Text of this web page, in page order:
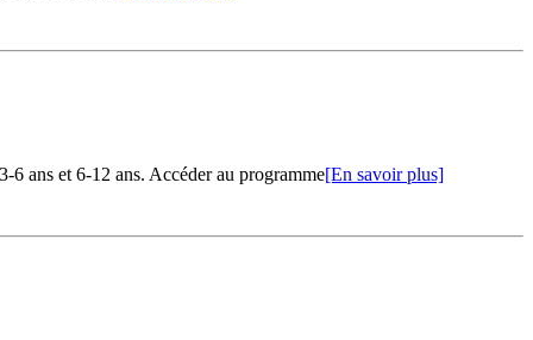
ans et 6-12 ans. Accéder au programme[En savoir plus]